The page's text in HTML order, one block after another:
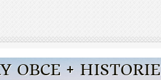
OBCE + HISTORIE